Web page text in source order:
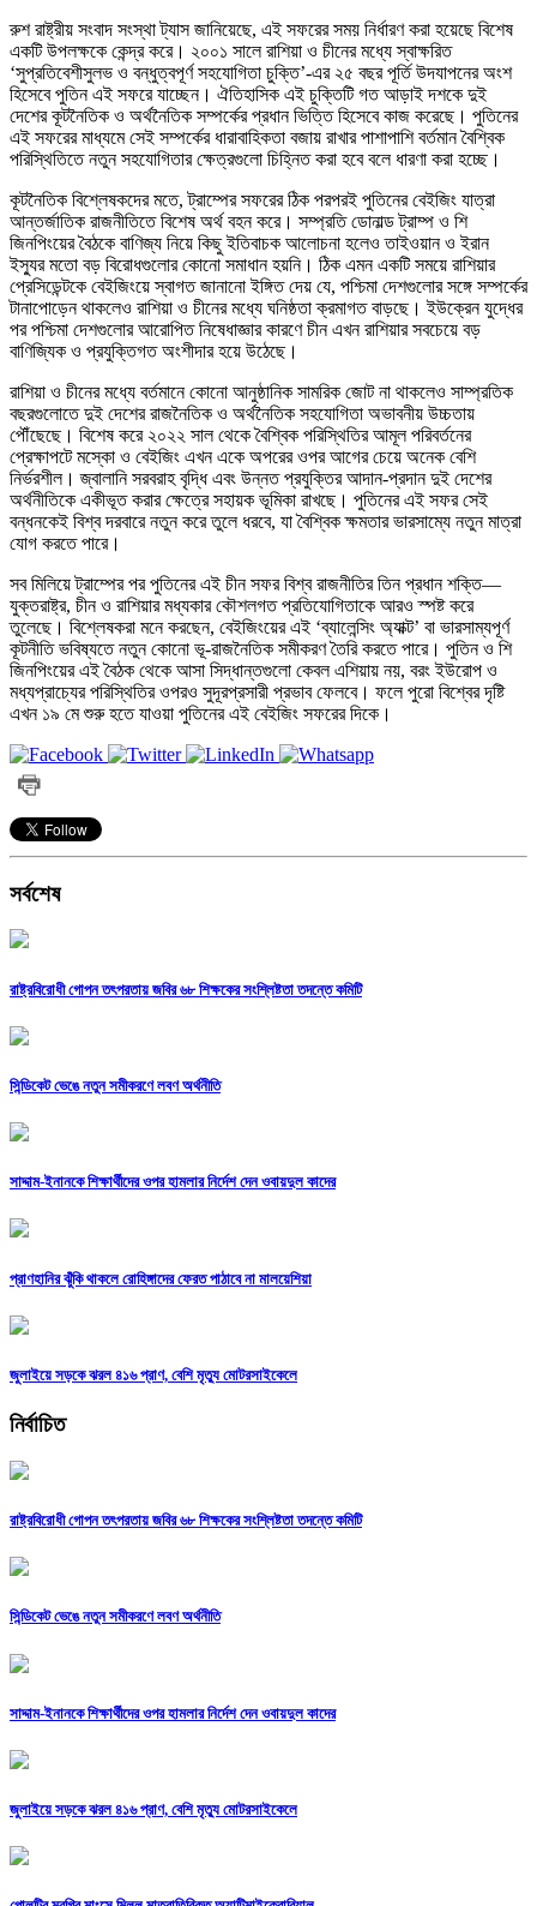
রুশ রাষ্ট্রীয় সংবাদ সংস্থা ট্যাস জানিয়েছে, এই সফরের সময় নির্ধারণ করা হয়েছে বিশেষ
একটি উপলক্ষকে কেন্দ্র করে। ২০০১ সালে রাশিয়া ও চীনের মধ্যে স্বাক্ষরিত
‘সুপ্রতিবেশীসুলভ ও বন্ধুত্বপূর্ণ সহযোগিতা চুক্তি’-এর ২৫ বছর পূর্তি উদযাপনের অংশ
হিসেবে পুতিন এই সফরে যাচ্ছেন। ঐতিহাসিক এই চুক্তিটি গত আড়াই দশকে দুই
দেশের কূটনৈতিক ও অর্থনৈতিক সম্পর্কের প্রধান ভিত্তি হিসেবে কাজ করেছে। পুতিনের
এই সফরের মাধ্যমে সেই সম্পর্কের ধারাবাহিকতা বজায় রাখার পাশাপাশি বর্তমান বৈশ্বিক
পরিস্থিতিতে নতুন সহযোগিতার ক্ষেত্রগুলো চিহ্নিত করা হবে বলে ধারণা করা হচ্ছে।
কূটনৈতিক বিশ্লেষকদের মতে, ট্রাম্পের সফরের ঠিক পরপরই পুতিনের বেইজিং যাত্রা
আন্তর্জাতিক রাজনীতিতে বিশেষ অর্থ বহন করে। সম্প্রতি ডোনাল্ড ট্রাম্প ও শি
জিনপিংয়ের বৈঠকে বাণিজ্য নিয়ে কিছু ইতিবাচক আলোচনা হলেও তাইওয়ান ও ইরান
ইস্যুর মতো বড় বিরোধগুলোর কোনো সমাধান হয়নি। ঠিক এমন একটি সময়ে রাশিয়ার
প্রেসিডেন্টকে বেইজিংয়ে স্বাগত জানানো ইঙ্গিত দেয় যে, পশ্চিমা দেশগুলোর সঙ্গে সম্পর্কের
টানাপোড়েন থাকলেও রাশিয়া ও চীনের মধ্যে ঘনিষ্ঠতা ক্রমাগত বাড়ছে। ইউক্রেন যুদ্ধের
পর পশ্চিমা দেশগুলোর আরোপিত নিষেধাজ্ঞার কারণে চীন এখন রাশিয়ার সবচেয়ে বড়
বাণিজ্যিক ও প্রযুক্তিগত অংশীদার হয়ে উঠেছে।
রাশিয়া ও চীনের মধ্যে বর্তমানে কোনো আনুষ্ঠানিক সামরিক জোট না থাকলেও সাম্প্রতিক
বছরগুলোতে দুই দেশের রাজনৈতিক ও অর্থনৈতিক সহযোগিতা অভাবনীয় উচ্চতায়
পৌঁছেছে। বিশেষ করে ২০২২ সাল থেকে বৈশ্বিক পরিস্থিতির আমূল পরিবর্তনের
প্রেক্ষাপটে মস্কো ও বেইজিং এখন একে অপরের ওপর আগের চেয়ে অনেক বেশি
নির্ভরশীল। জ্বালানি সরবরাহ বৃদ্ধি এবং উন্নত প্রযুক্তির আদান-প্রদান দুই দেশের
অর্থনীতিকে একীভূত করার ক্ষেত্রে সহায়ক ভূমিকা রাখছে। পুতিনের এই সফর সেই
বন্ধনকেই বিশ্ব দরবারে নতুন করে তুলে ধরবে, যা বৈশ্বিক ক্ষমতার ভারসাম্যে নতুন মাত্রা
যোগ করতে পারে।
সব মিলিয়ে ট্রাম্পের পর পুতিনের এই চীন সফর বিশ্ব রাজনীতির তিন প্রধান শক্তি—
যুক্তরাষ্ট্র, চীন ও রাশিয়ার মধ্যকার কৌশলগত প্রতিযোগিতাকে আরও স্পষ্ট করে
তুলেছে। বিশ্লেষকরা মনে করছেন, বেইজিংয়ের এই ‘ব্যালেন্সিং অ্যাক্ট’ বা ভারসাম্যপূর্ণ
কূটনীতি ভবিষ্যতে নতুন কোনো ভূ-রাজনৈতিক সমীকরণ তৈরি করতে পারে। পুতিন ও শি
জিনপিংয়ের এই বৈঠক থেকে আসা সিদ্ধান্তগুলো কেবল এশিয়ায় নয়, বরং ইউরোপ ও
মধ্যপ্রাচ্যের পরিস্থিতির ওপরও সুদূরপ্রসারী প্রভাব ফেলবে। ফলে পুরো বিশ্বের দৃষ্টি
এখন ১৯ মে শুরু হতে যাওয়া পুতিনের এই বেইজিং সফরের দিকে।
সর্বশেষ
রাষ্ট্রবিরোধী গোপন তৎপরতায় জবির ৬৮ শিক্ষকের সংশ্লিষ্টতা তদন্তে কমিটি
সিন্ডিকেট ভেঙে নতুন সমীকরণে লবণ অর্থনীতি
সাদ্দাম-ইনানকে শিক্ষার্থীদের ওপর হামলার নির্দেশ দেন ওবায়দুল কাদের
প্রাণহানির ঝুঁকি থাকলে রোহিঙ্গাদের ফেরত পাঠাবে না মালয়েশিয়া
জুলাইয়ে সড়কে ঝরল ৪১৬ প্রাণ, বেশি মৃত্যু মোটরসাইকেলে
নির্বাচিত
রাষ্ট্রবিরোধী গোপন তৎপরতায় জবির ৬৮ শিক্ষকের সংশ্লিষ্টতা তদন্তে কমিটি
সিন্ডিকেট ভেঙে নতুন সমীকরণে লবণ অর্থনীতি
সাদ্দাম-ইনানকে শিক্ষার্থীদের ওপর হামলার নির্দেশ দেন ওবায়দুল কাদের
জুলাইয়ে সড়কে ঝরল ৪১৬ প্রাণ, বেশি মৃত্যু মোটরসাইকেলে